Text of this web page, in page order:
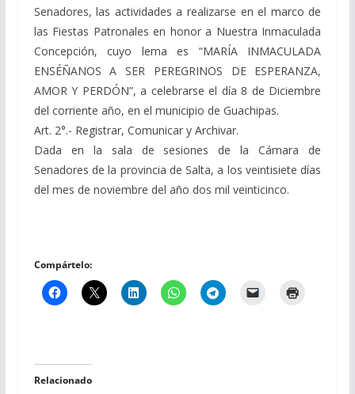
Senadores, las actividades a realizarse en el marco de
las Fiestas Patronales en honor a Nuestra Inmaculada
Concepción, cuyo lema es “MARÍA INMACULADA
ENSÉÑANOS A SER PEREGRINOS DE ESPERANZA,
AMOR Y PERDÓN”, a celebrarse el día 8 de Diciembre
del corriente año, en el municipio de Guachipas.
Art. 2°.- Registrar, Comunicar y Archivar.
Dada en la sala de sesiones de la Cámara de
Senadores de la provincia de Salta, a los veintisiete días
del mes de noviembre del año dos mil veinticinco.
Compártelo:
Relacionado